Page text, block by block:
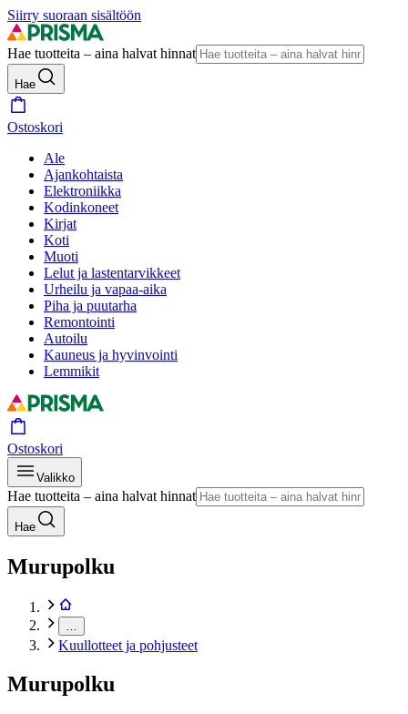
Siirry suoraan sisältöön
Hae tuotteita – aina halvat hinnat
Hae
Ostoskori
Ale
Ajankohtaista
Elektroniikka
Kodinkoneet
Kirjat
Koti
Muoti
Lelut ja lastentarvikkeet
Urheilu ja vapaa-aika
Piha ja puutarha
Remontointi
Autoilu
Kauneus ja hyvinvointi
Lemmikit
Ostoskori
Valikko
Hae tuotteita – aina halvat hinnat
Hae
Murupolku
Kuullotteet ja pohjusteet
Murupolku